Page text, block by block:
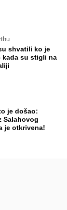
shvatili ko je
kada su stigli na
je došao:
Salahovog
je otkrivena!